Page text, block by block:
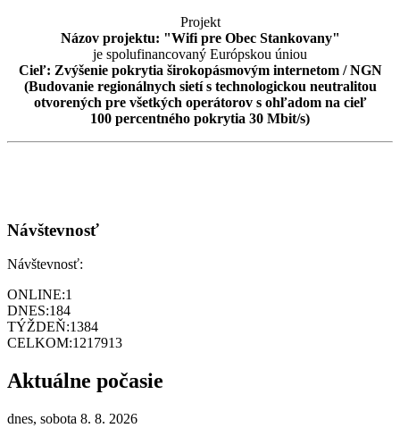
Projekt
Názov projektu: "Wifi pre Obec Stankovany"
je spolufinancovaný Európskou úniou
Cieľ: Zvýšenie pokrytia širokopásmovým internetom / NGN
(Budovanie regionálnych sietí s technologickou neutralitou
otvorených pre všetkých operátorov s ohľadom na cieľ
100 percentného pokrytia 30 Mbit/s)
Návštevnosť
Návštevnosť:
ONLINE:1
DNES:184
TÝŽDEŇ:1384
CELKOM:1217913
Aktuálne počasie
dnes, sobota 8. 8. 2026